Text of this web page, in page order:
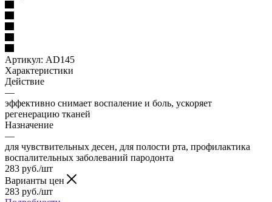
Артикул: AD145
Характеристики
Действие
—
эффективно снимает воспаление и боль, ускоряет
регенерацию тканей
Назначение
—
для чувствительных десен, для полости рта, профилактика
воспалительных заболеваний пародонта
283 руб./шт
Варианты цен
283 руб./шт